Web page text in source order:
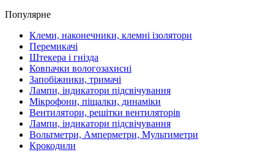
Популярне
Клеми, наконечники, клемні ізолятори
Перемикачі
Штекера і гнізда
Ковпачки вологозахисні
Запобіжники, тримачі
Лампи, індикатори підсвічування
Мікрофони, піщалки, динаміки
Вентилятори, решітки вентиляторів
Лампи, індикатори підсвічування
Вольтметри, Амперметри, Мультиметри
Крокодили